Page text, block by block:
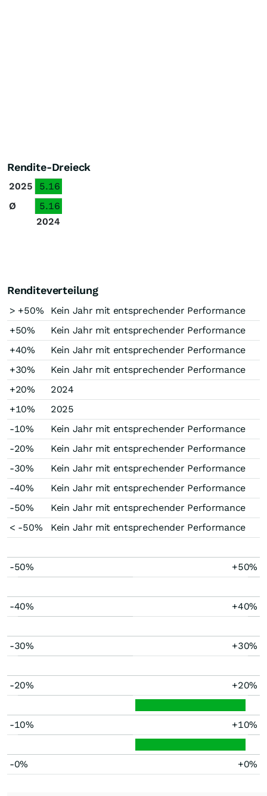
Rendite-Dreieck
2025
5.16
Ø
5.16
2024
Renditeverteilung
> +50%
Kein Jahr mit entsprechender Performance
+50%
Kein Jahr mit entsprechender Performance
+40%
Kein Jahr mit entsprechender Performance
+30%
Kein Jahr mit entsprechender Performance
+20%
2024
+10%
2025
-10%
Kein Jahr mit entsprechender Performance
-20%
Kein Jahr mit entsprechender Performance
-30%
Kein Jahr mit entsprechender Performance
-40%
Kein Jahr mit entsprechender Performance
-50%
Kein Jahr mit entsprechender Performance
< -50%
Kein Jahr mit entsprechender Performance
-50% +50%
-40% +40%
-30% +30%
-20% +20%
-10% +10%
-0% +0%